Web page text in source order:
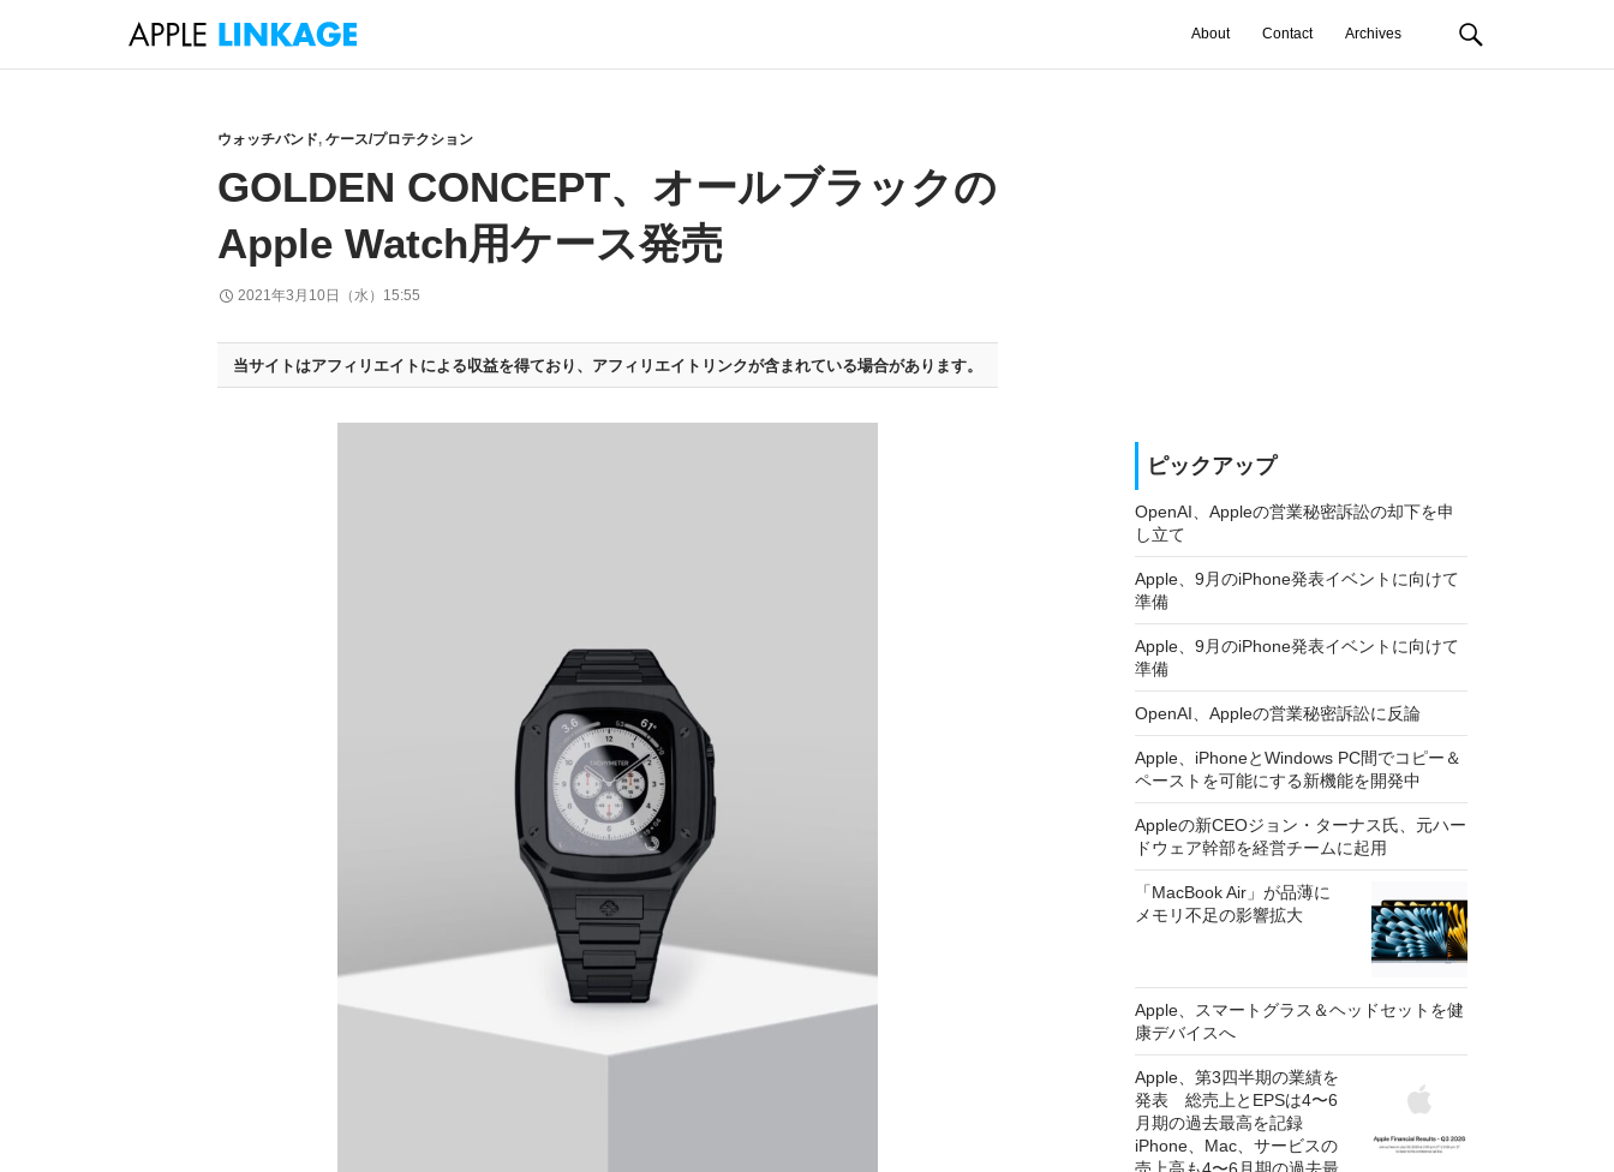
About Contact Archives
ウォッチバンド,ケース/プロテクション
GOLDEN CONCEPT、オールブラックの
Apple Watch用ケース発売
2021年3月10日（水）15:55
当サイトはアフィリエイトによる収益を得ており、 アフィリエイトリンクが含まれている場合があります。
ピックアップ
OpenAI、Appleの営業秘密訴訟の却下を申
し立て
Apple、9月のiPhone発表イベントに向けて
準備
Apple、9月のiPhone発表イベントに向けて
準備
OpenAI、Appleの営業秘密訴訟に反論
Apple、iPhoneとWindows PC間でコピー＆
ペーストを可能にする新機能を開発中
Appleの新CEOジョン・ターナス氏、元ハー
ドウェア幹部を経営チームに起用
「MacBook Air」が品薄に
メモリ不足の影響拡大
Apple、スマートグラス＆ヘッドセットを健
康デバイスへ
Apple、第3四半期の業績を
発表 総売上とEPSは4〜6
月期の過去最高を記録
iPhone、Mac、サービスの